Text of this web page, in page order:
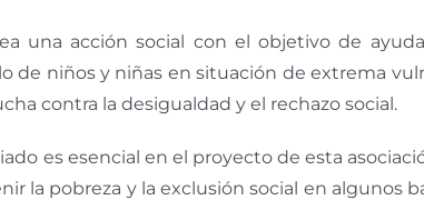
una acción social con el objetivo de
de niños y niñas en situación de extrema
contra la desigualdad y el rechazo social.
es esencial en el proyecto de esta
la pobreza y la exclusión social en algunos